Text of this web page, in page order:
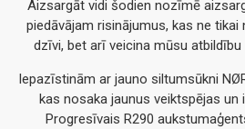
Aizsargāt vidi šodien nozīmē
piedāvājam risinājumus, kas ne
dzīvi, bet arī veicina mūsu
Iepazīstinām ar jauno siltumsūkni
kas nosaka jaunus veiktspējas un
Progresīvais R290